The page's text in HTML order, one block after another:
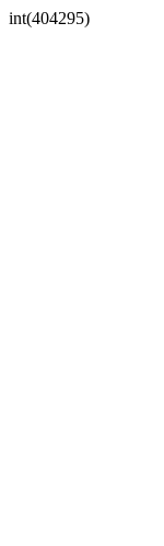
int(404295)